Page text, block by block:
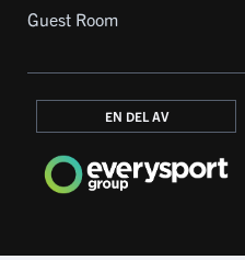
Guest Room
EN DEL AV